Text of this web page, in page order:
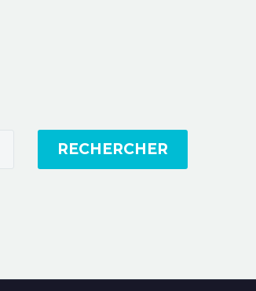
RECHERCHER